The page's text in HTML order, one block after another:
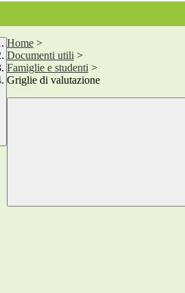
Home >
Documenti utili >
Famiglie e studenti >
Griglie di valutazione